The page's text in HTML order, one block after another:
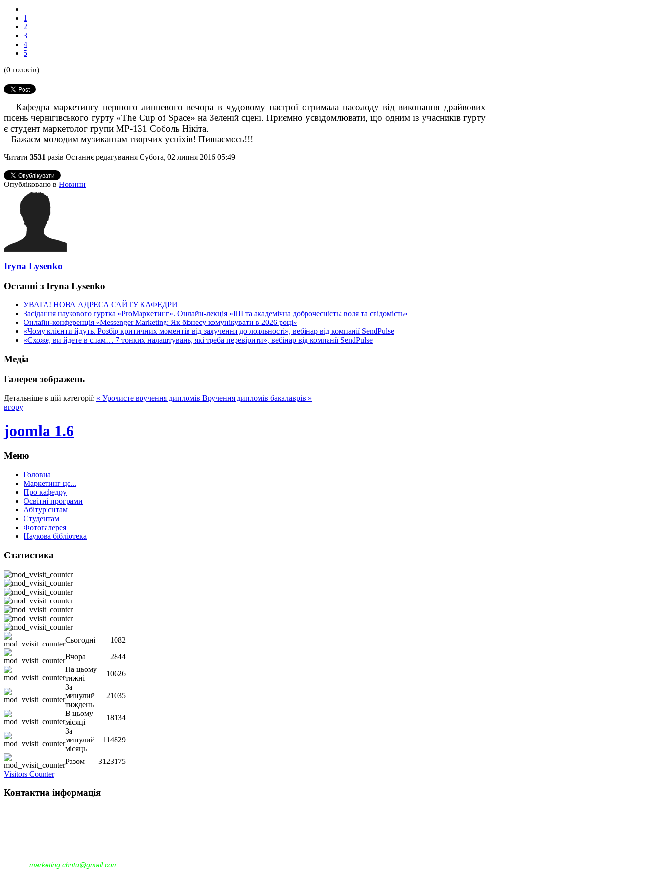
1
2
3
4
5
(0 голосів)
Кафедра маркетингу першого липневого вечора в чудовому настрої отримала насолоду від виконання драйвових
пісень чернігівського гурту «The Cup of Space» на Зеленій сцені. Приємно усвідомлювати, що одним із учасників гурту
є студент маркетолог групи МР-131 Соболь Нікіта.
Бажаєм молодим музикантам творчих успіхів! Пишаємось!!!
Читати 3531 разів Останнє редагування Субота, 02 липня 2016 05:49
Опубліковано в Новини
Iryna Lysenko
Останні з Iryna Lysenko
УВАГА! НОВА АДРЕСА САЙТУ КАФЕДРИ
Засідання наукового гуртка «ProМаркетинг». Онлайн-лекція «ШІ та академічна доброчесність: воля та свідомість»
Онлайн-конференція «Messenger Marketing: Як бізнесу комунікувати в 2026 році»
«Чому клієнти йдуть. Розбір критичних моментів від залучення до лояльності», вебінар від компанії SendPulse
«Схоже, ви йдете в спам… 7 тонких налаштувань, які треба перевірити», вебінар від компанії SendPulse
Медіа
Галерея зображень
Детальніше в цій категорії: « Урочисте вручення дипломів Вручення дипломів бакалаврів »
вгору
joomla 1.6
Меню
Головна
Маркетинг це...
Про кафедру
Освітні програми
Абітурієнтам
Студентам
Фотогалерея
Наукова бібліотека
Статистика
Сьогодні
1082
Вчора
2844
На цьому
тижні
10626
За
минулий
тиждень
21035
В цьому
місяці
18134
За
минулий
місяць
114829
Разом
3123175
Visitors Counter
Контактна інформація
marketing.chntu@gmail.com